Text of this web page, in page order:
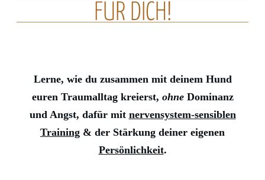
FÜR DICH!
Lerne, wie du zusammen mit deinem Hund
euren Traumalltag kreierst, ohne Dominanz
und Angst, dafür mit nervensystem-sensiblen
Training & der Stärkung deiner eigenen
Persönlichkeit.